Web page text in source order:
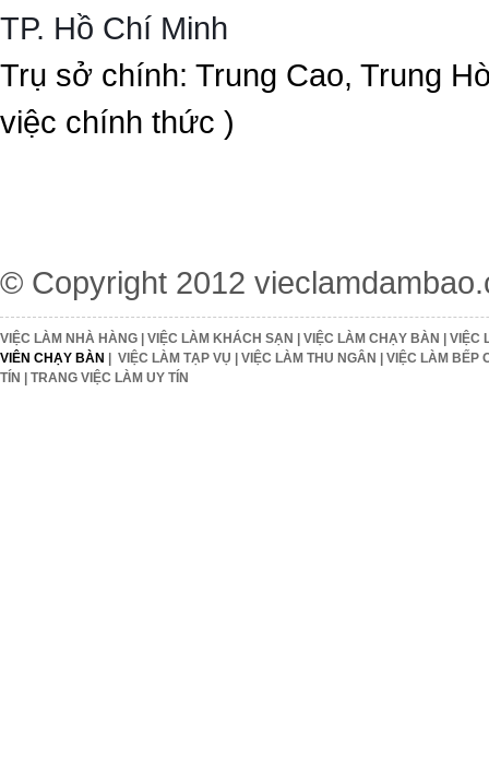
TP. Hồ Chí Minh
Trụ sở chính: Trung Cao, Trung
việc chính thức )
© Copyright 2012
VIỆC LÀM NHÀ HÀNG | VIỆC LÀM KHÁCH SẠN | VIỆC LÀM CHẠY BÀN | VIỆC
VIÊN CHẠY BÀN | VIỆC LÀM TẠP VỤ | VIỆC LÀM THU NGÂN | VIỆC LÀM BẾP
TÍN | TRANG VIỆC LÀM UY TÍN